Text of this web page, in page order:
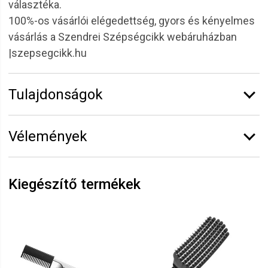
választéka.
100%-os vásárlói elégedettség, gyors és kényelmes
vásárlás a Szendrei Szépségcikk webáruházban
|szepsegcikk.hu
Tulajdonságok
Vélemények
Krisztian
Kiegészítő termékek